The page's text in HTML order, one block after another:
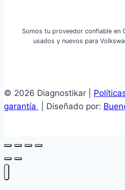
Somos tu proveedor confiable en
usados y nuevos para
© 2026 Diagnostikar |
garantía
| Diseñado por: